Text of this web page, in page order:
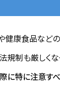
健康食品など
規制も厳しく
に特に注意す